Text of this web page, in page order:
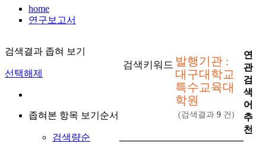
home
연구보고서
검색결과 좁혀 보기
선택해제
좁혀본 항목 보기순서
검색량순
검색키워드 발행기관 :
대구대학교
특수교육대
학원
(검색결과 9 건)
연
관
검
색
어
추
천